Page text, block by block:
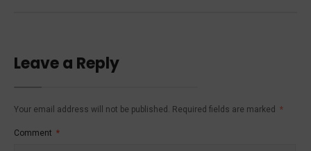
Leave a Reply
Your email address will not be published. Required fields are marked *
Comment *